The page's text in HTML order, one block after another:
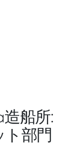
造船所:
ト部門